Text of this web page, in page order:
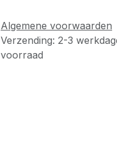
Algemene voorwaarden
Verzending: 2-3
voorraad